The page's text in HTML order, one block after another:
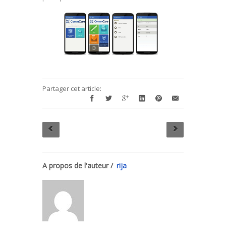
Partager cet article:
A propos de l'auteur / rija